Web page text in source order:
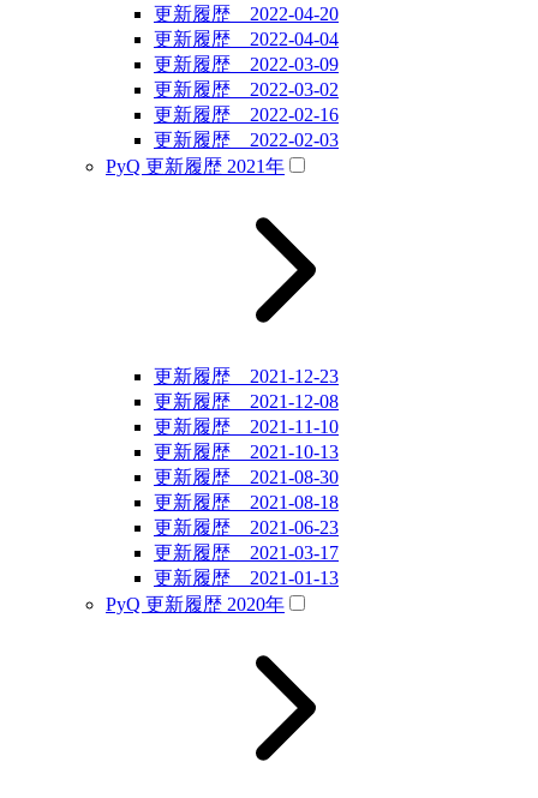
更新履歴 2022-04-20
更新履歴 2022-04-04
更新履歴 2022-03-09
更新履歴 2022-03-02
更新履歴 2022-02-16
更新履歴 2022-02-03
PyQ 更新履歴 2021年
更新履歴 2021-12-23
更新履歴 2021-12-08
更新履歴 2021-11-10
更新履歴 2021-10-13
更新履歴 2021-08-30
更新履歴 2021-08-18
更新履歴 2021-06-23
更新履歴 2021-03-17
更新履歴 2021-01-13
PyQ 更新履歴 2020年